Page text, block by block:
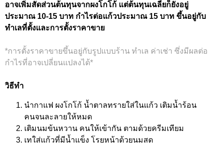
อาจเพิ่มสัดส่วนต้นทุนจากผงโกโก้ แต่ต้นทุนเฉลี่ยก็ยังอยู่
ประมาณ 10-15 บาท กำไรต่อแก้วประมาณ 15 บาท ขึ้นอยู่กับ
ทำเลที่ตั้งและการตั้งราคาขาย
*การตั้งราคาขายขึ้นอยู่กับรูปแบบร้าน ทำเล ค่าเช่า ซึ่งมีผลต่อ
กำไรที่อาจเปลี่ยนแปลงได้*
วิธีทำ
นำกาแฟ ผงโกโก้ น้ำตาลทรายใส่ในแก้ว เติมน้ำร้อน
คนจนละลายให้หมด
เติมนมข้นหวาน คนให้เข้ากัน ตามด้วยครีมเทียม
เทใส่แก้วที่มีน้ำแข็ง โรยหน้าด้วยนมสด